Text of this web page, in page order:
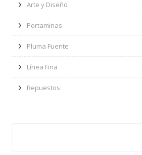
Arte y Diseño
Portaminas
Pluma Fuente
Línea Fina
Repuestos